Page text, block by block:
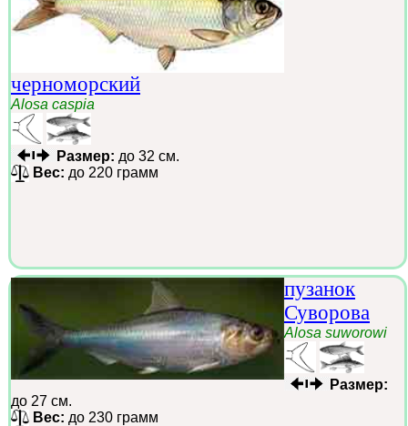
черноморский
Alosa caspia
Размер: до 32 см.
Вес: до 220 грамм
пузанок
Суворова
Alosa suworowi
Размер:
до 27 см.
Вес: до 230 грамм